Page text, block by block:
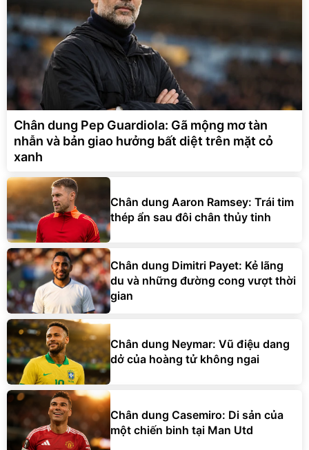
Chân dung Pep Guardiola: Gã mộng mơ tàn
nhẫn và bản giao hưởng bất diệt trên mặt cỏ
xanh
Chân dung Aaron Ramsey: Trái tim
thép ẩn sau đôi chân thủy tinh
Chân dung Dimitri Payet: Kẻ lãng
du và những đường cong vượt thời
gian
Chân dung Neymar: Vũ điệu dang
dở của hoàng tử không ngai
Chân dung Casemiro: Di sản của
một chiến binh tại Man Utd